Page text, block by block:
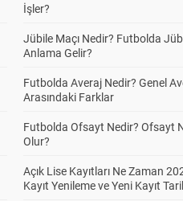
İşler?
Jübile Maçı Nedir? Futbolda
Anlama Gelir?
Futbolda Averaj Nedir? Genel
Arasındaki Farklar
Futbolda Ofsayt Nedir? Ofsayt
Olur?
Açık Lise Kayıtları Ne Zaman
Kayıt Yenileme ve Yeni Kayıt